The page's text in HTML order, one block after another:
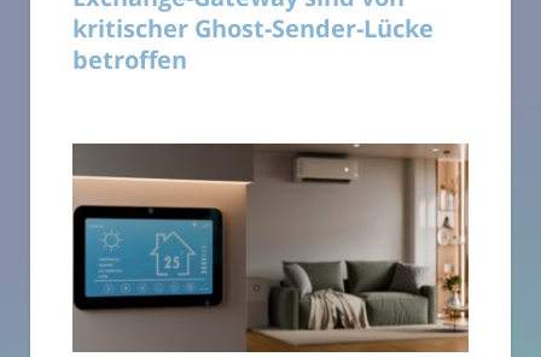
kritischer Ghost-Sender-Lücke
betroffen